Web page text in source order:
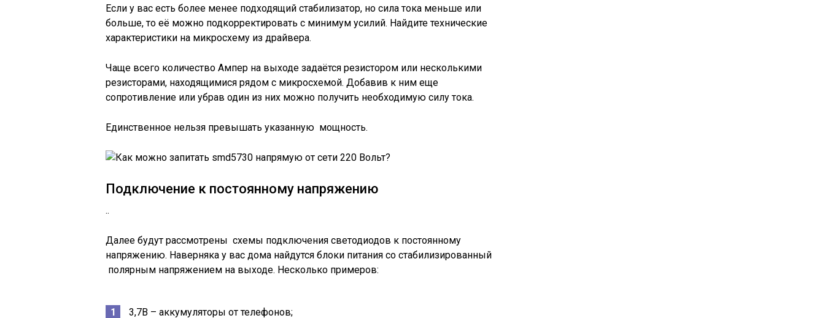
Если у вас есть более менее подходящий стабилизатор, но сила тока меньше или
больше, то её можно подкорректировать с минимум усилий. Найдите технические
характеристики на микросхему из драйвера.
Чаще всего количество Ампер на выходе задаётся резистором или несколькими
резисторами, находящимися рядом с микросхемой. Добавив к ним еще
сопротивление или убрав один из них можно получить необходимую силу тока.
Единственное нельзя превышать указанную мощность.
Подключение к постоянному напряжению
..
Далее будут рассмотрены схемы подключения светодиодов к постоянному
напряжению. Наверняка у вас дома найдутся блоки питания со стабилизированный
полярным напряжением на выходе. Несколько примеров:
3,7В – аккумуляторы от телефонов;